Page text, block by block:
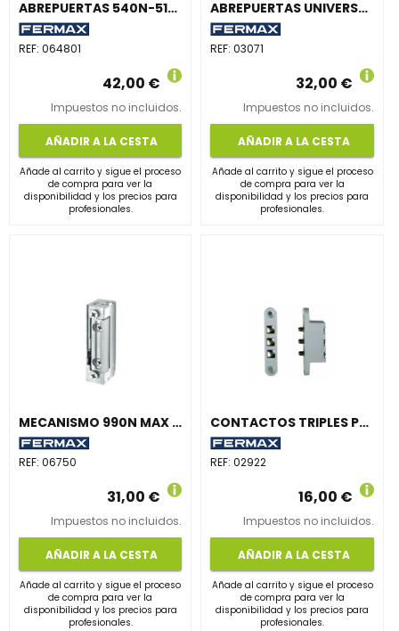
ABREPUERTAS 540N-512-S MAX 12Vcc
REF: 064801
42,00 €
Impuestos no incluidos.
AÑADIR A LA CESTA
Añade al carrito y sigue el proceso
de compra para ver la
disponibilidad y los precios para
profesionales.
ABREPUERTAS UNIVERSAL MÓDULO 450N-S
REF:03071
32,00 €
Impuestos no incluidos.
AÑADIR A LA CESTA
Añade al carrito y sigue el proceso
de compra para ver la
disponibilidad y los precios para
profesionales.
MECANISMO 990N MAX 10-24Vca/Vcc
REF: 06750
31,00 €
Impuestos no incluidos.
AÑADIR A LA CESTA
Añade al carrito y sigue el proceso
de compra para ver la
disponibilidad y los precios para
profesionales.
CONTACTOS TRIPLES PARA PUERTAS TC GRIS
REF:02922
16,00 €
Impuestos no incluidos.
AÑADIR A LA CESTA
Añade al carrito y sigue el proceso
de compra para ver la
disponibilidad y los precios para
profesionales.